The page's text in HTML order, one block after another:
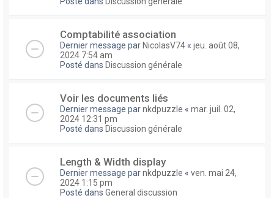
Comptabilité association
Dernier message par NicolasV74 « jeu. août 08,
2024 7:54 am
Posté dans Discussion générale
Voir les documents liés
Dernier message parnkdpuzzle « mar. juil. 02,
2024 12:31 pm
Posté dans Discussion générale
Length & Width display
Dernier message parnkdpuzzle « ven. mai 24,
2024 1:15 pm
Posté dans General discussion